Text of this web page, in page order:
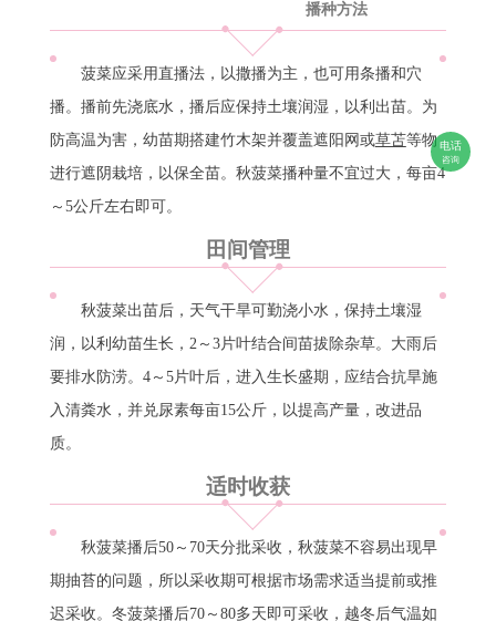
电话
咨询
播种方法
菠菜应采用直播法，以撒播为主，也可用条播和穴
播。播前先浇底水，播后应保持土壤润湿，以利出苗。为
防高温为害，幼苗期搭建竹木架并覆盖遮阳网或草苫等物
进行遮阴栽培，以保全苗。秋菠菜播种量不宜过大，每亩4
～5公斤左右即可。
田间管理
秋菠菜出苗后，天气干旱可勤浇小水，保持土壤湿
润，以利幼苗生长，2～3片叶结合间苗拔除杂草。大雨后
要排水防涝。4～5片叶后，进入生长盛期，应结合抗旱施
入清粪水，并兑尿素每亩15公斤，以提高产量，改进品
质。
适时收获
秋菠菜播后50～70天分批采收，秋菠菜不容易出现早
期抽苔的问题，所以采收期可根据市场需求适当提前或推
迟采收。冬菠菜播后70～80多天即可采收，越冬后气温如